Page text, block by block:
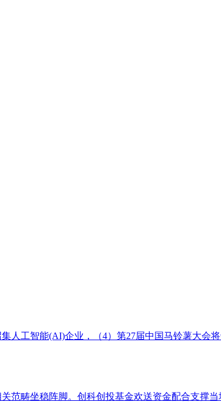
人工智能(AI)企业，（4）第27届中国马铃薯大会
范畴坐稳阵脚。创科创投基金欢送资金配合支撑